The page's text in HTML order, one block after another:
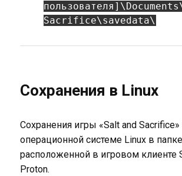
Sacrifice\savedata\
Сохранения в Linux
Сохранения игры «Salt and
операционной системе Linux в
расположенной в игровом клиенте
Proton.